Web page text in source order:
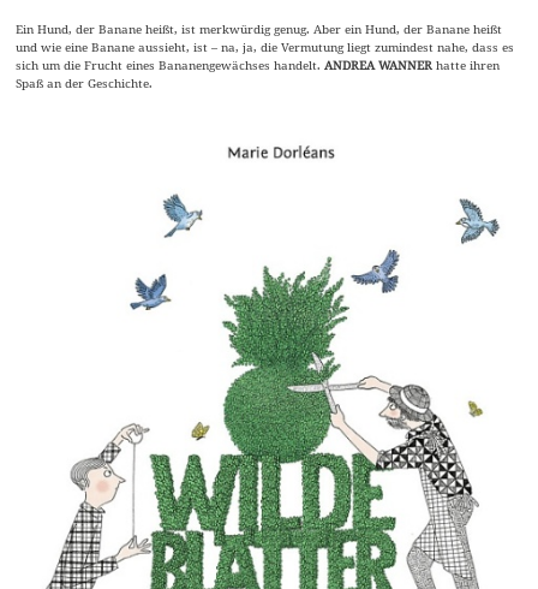
Ein Hund, der Banane heißt, ist merkwürdig genug. Aber ein Hund, der Banane heißt
und wie eine Banane aussieht, ist – na, ja, die Vermutung liegt zumindest nahe, dass es
sich um die Frucht eines Bananengewächses handelt.ANDREA WANNERhatte ihren
Spaß an der Geschichte.